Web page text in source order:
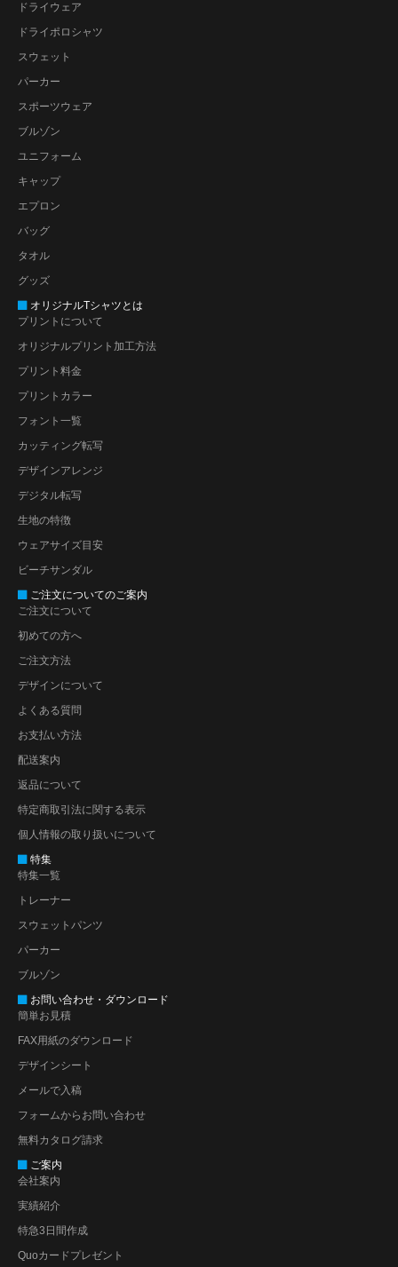
ドライウェア
ドライポロシャツ
スウェット
パーカー
スポーツウェア
ブルゾン
ユニフォーム
キャップ
エプロン
バッグ
タオル
グッズ
オリジナルTシャツとは
プリントについて
オリジナルプリント加工方法
プリント料金
プリントカラー
フォント一覧
カッティング転写
デザインアレンジ
デジタル転写
生地の特徴
ウェアサイズ目安
ビーチサンダル
ご注文についてのご案内
ご注文について
初めての方へ
ご注文方法
デザインについて
よくある質問
お支払い方法
配送案内
返品について
特定商取引法に関する表示
個人情報の取り扱いについて
特集
特集一覧
トレーナー
スウェットパンツ
パーカー
ブルゾン
お問い合わせ・ダウンロード
簡単お見積
FAX用紙のダウンロード
デザインシート
メールで入稿
フォームからお問い合わせ
無料カタログ請求
ご案内
会社案内
実績紹介
特急3日間作成
Quoカードプレゼント